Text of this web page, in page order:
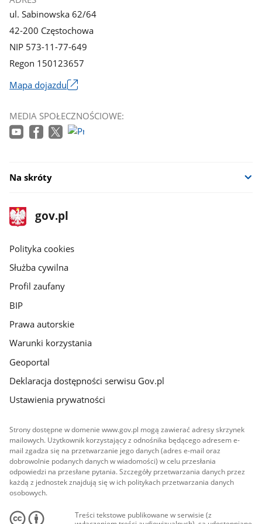
ul. Sabinowska 62/64
42-200 Częstochowa
NIP 573-11-77-649
Regon 150123657
Mapa dojazdu
się
w
MEDIA SPOŁECZNOŚCIOWE:
Na skróty
stopka
gov.pl
Strona
gov.pl
gov.pl
Polityka cookies
Służba cywilna
Profil zaufany
BIP
Prawa autorskie
Warunki korzystania
Geoportal
Deklaracja dostępności serwisu Gov.pl
Ustawienia prywatności
Strony dostępne w domenie www.gov.pl mogą zawierać adresy skrzynek
mailowych. Użytkownik korzystający z odnośnika będącego adresem e-
mail zgadza się na przetwarzanie jego danych (adres e-mail oraz
dobrowolnie podanych danych w wiadomości) w celu przesłania
odpowiedzi na przesłane pytania. Szczegóły przetwarzania danych przez
każdą z jednostek znajdują się w ich politykach przetwarzania danych
osobowych.
Treści tekstowe publikowane w serwisie (z